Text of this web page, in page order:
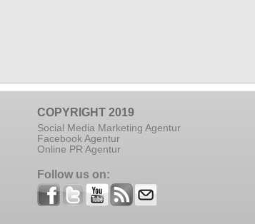
COPYRIGHT 2019
Social Media Marketing Agentur
Facebook Agentur
Online PR Agentur
Follow us on: